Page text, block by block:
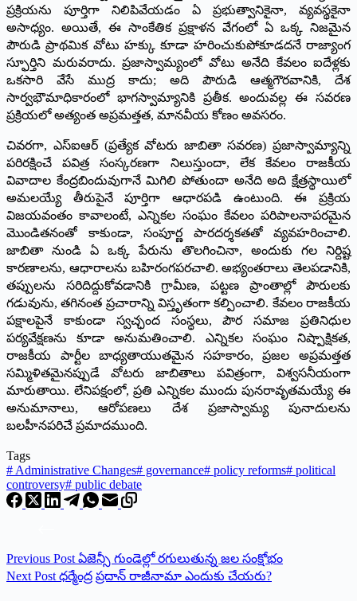
ప్రక్రియను పూర్తిగా నిలిపివేయడం ఏ ప్రభుత్వానికైనా, వ్యవస్థకైనా
అసాధ్యం. అయితే, ఈ సాంకేతిక ప్రక్షాళన వేగంలో ఏ ఒక్క నిజమైన
పౌరుడి ప్రాథమిక వోటు హక్కు కూడా హరించుకుపోకూడదనే రాజ్యాంగ
స్ఫూర్తిని మరువరాదు. ప్రజాస్వామ్యంలో వోటు అనేది కేవలం ఐదేళ్లకు
ఒకసారి వేసే ముద్ర కాదు; అది పౌరుడి ఆత్మగౌరవానికి, దేశ
సార్వభౌమాధికారంలో భాగస్వామ్యానికి ప్రతీక. అందువల్ల ఈ సవరణ
ప్రక్రియలో అత్యంత అప్రమత్తత, మానవీయ కోణం అవసరం.
చివరగా, ఎస్ఐఆర్‌ (ప్రత్యేక వోటరు జాబితా సవరణ) ప్రజాస్వామ్యాన్ని
పరిరక్షించే పవిత్ర సంస్కరణగా నిలుస్తుందా, లేక కేవలం రాజకీయ
వివాదాల కేంద్రబిందువుగానే మిగిలి పోతుందా అనేది అది క్షేత్రస్థాయిలో
అమలయ్యే తీరుపైనే పూర్తిగా ఆధారపడి ఉంటుంది. ఈ ప్రక్రియ
విజయవంతం కావాలంటే, ఎన్నికల సంఘం కేవలం పరిపాలనాపరమైన
మొండితనంతో కాకుండా, సంపూర్ణ పారదర్శకతతో వ్యవహరించాలి.
జాబితా నుండి ఏ ఒక్క పేరును తొలగించినా, అందుకు గల నిర్దిష్ట
కారణాలను, ఆధారాలను బహిరంగపరచాలి. అభ్యంతరాలు తెలపడానికి,
తప్పులను సరిదిద్దుకోవడానికి గ్రామీణ, పట్టణ ప్రాంతాల్లో పౌరులకు
గడువును, తగినంత ప్రచారాన్ని విస్తృతంగా కల్పించాలి. కేవలం రాజకీయ
పక్షాలపైనే కాకుండా స్వచ్ఛంద సంస్థలు, పౌర సమాజ ప్రతినిధుల
పర్యవేక్షణను కూడా అనుమతించాలి. ఎన్నికల సంఘం నిష్పాక్షికత,
రాజకీయ పార్టీల బాధ్యతాయుతమైన సహకారం, ప్రజల అప్రమత్తత
సమ్మిళితమైనప్పుడే వోటరు జాబితాలు పవిత్రంగా, విశ్వసనీయంగా
మారుతాయి. లేనిపక్షంలో, ప్రతి ఎన్నికల ముందు పునరావృతమయ్యే ఈ
అనుమానాలు, ఆరోపణలు దేశ ప్రజాస్వామ్య పునాదులను
బలహీనపరిచే ప్రమాదముంది.
Tags
# Administrative Changes# governance# policy reforms# political
controversy# public debate
Previous Post ఏజెన్సీ గుండెల్లో రగులుతున్న జల సంక్షోభం
Next Post ధర్మేంద్ర ప్రదాన్ రాజీనామా ఎందుకు చేయరు?